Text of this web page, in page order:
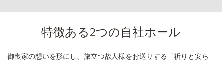
特徴ある2つの自社ホール
御喪家の想いを形にし、旅立つ故人様をお送りする「祈りと安ら